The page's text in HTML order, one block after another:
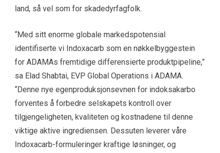
land, så vel som for skadedyrfagfolk.
“Med sitt enorme globale markedspotensial
identifiserte vi Indoxacarb som en nøkkelbyggestein
for ADAMAs fremtidige differensierte produktpipeline,”
sa Elad Shabtai, EVP Global Operations i ADAMA.
“Denne nye egenproduksjonsevnen for indoksakarbo
forventes å forbedre selskapets kontroll over
tilgjengeligheten, kvaliteten og kostnadene til denne
viktige aktive ingrediensen. Dessuten leverer våre
Indoxacarb-formuleringer kraftige løsninger, og